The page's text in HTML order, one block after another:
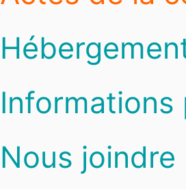
Informations
Nous joindre